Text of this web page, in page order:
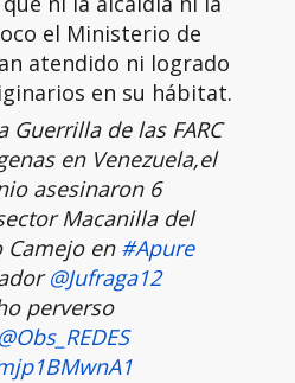
el Ministerio de
atendido ni logrado
en su hábitat.
Guerrilla de las FARC
en Venezuela,el
asesinaron 6
Macanilla del
en #Apure
@Jufraga12
perverso
@Obs_REDES